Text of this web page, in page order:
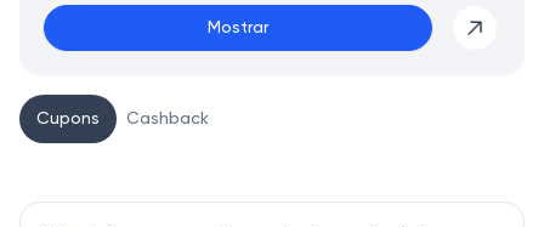
Mostrar
Cupons Cashback